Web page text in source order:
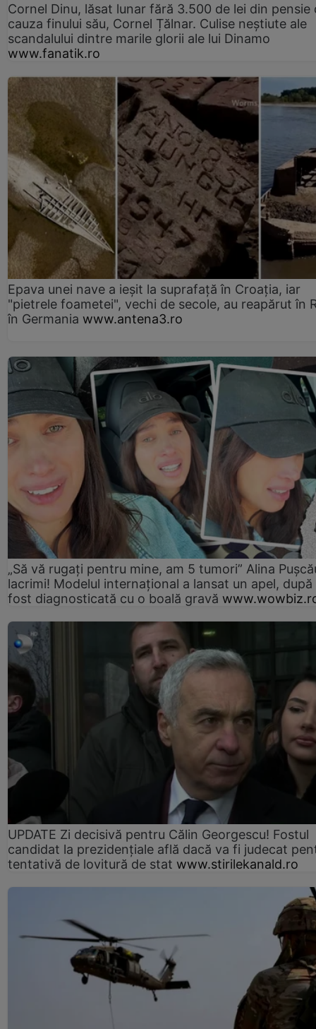
Cornel Dinu, lăsat lunar fără 3.500 de lei din pensie
cauza finului său, Cornel Țălnar. Culise neștiute ale
scandalului dintre marile glorii ale lui Dinamo
www.fanatik.ro
Epava unei nave a ieșit la suprafață în Croația, iar
"pietrele foametei", vechi de secole, au reapărut în
în Germania www.antena3.ro
„Să vă rugați pentru mine, am 5 tumori” Alina
lacrimi! Modelul internațional a lansat un apel, după
fost diagnosticată cu o boală gravă
UPDATE Zi decisivă pentru Călin Georgescu! Fostul
candidat la prezidențiale află dacă va fi judecat
tentativă de lovitură de stat www.stirilekanald.ro